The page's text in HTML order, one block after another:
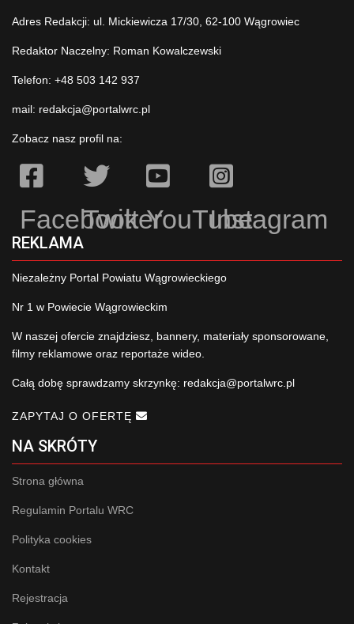
Adres Redakcji: ul. Mickiewicza 17/30, 62-100 Wągrowiec
Redaktor Naczelny: Roman Kowalczewski
Telefon: +48 503 142 937
mail: redakcja@portalwrc.pl
Zobacz nasz profil na:
Facebook
TwitterYouTubeInstagram
REKLAMA
Niezależny Portal Powiatu Wągrowieckiego
Nr 1 w Powiecie Wągrowieckim
W naszej ofercie znajdziesz, bannery, materiały sponsorowane,
filmy reklamowe oraz reportaże wideo.
Całą dobę sprawdzamy skrzynkę: redakcja@portalwrc.pl
ZAPYTAJ O OFERTĘ
NA SKRÓTY
Strona główna
Regulamin Portalu WRC
Polityka cookies
Kontakt
Rejestracja